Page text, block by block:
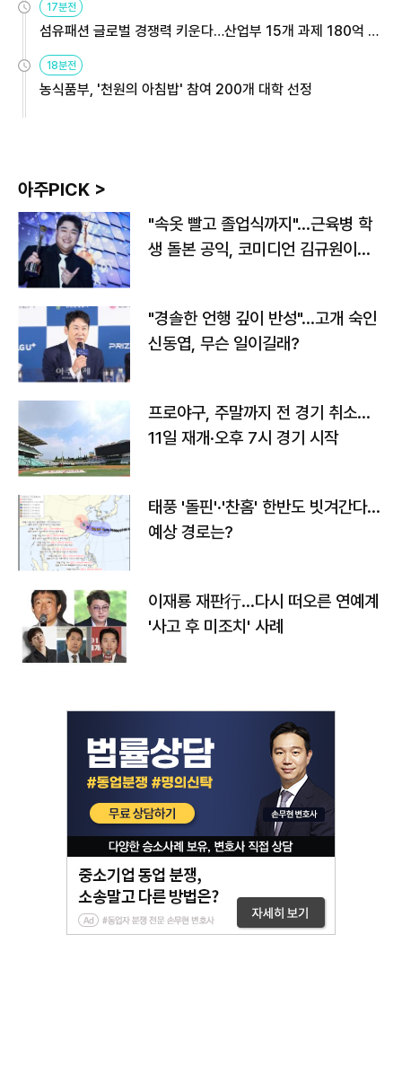
17분전
섬유패션 글로벌 경쟁력 키운다…산업부 15개 과제 180억 지
원
18분전
농식품부, '천원의 아침밥' 참여 200개 대학 선정
아주PICK >
"속옷 빨고 졸업식까지"…근육병 학
생 돌본 공익, 코미디언 김규원이었
"경솔한 언행 깊이 반성"…고개 숙인
신동엽, 무슨 일이길래?
프로야구, 주말까지 전 경기 취소…
11일 재개·오후 7시 경기 시작
태풍 '돌핀'·'찬홈' 한반도 빗겨간다…
예상 경로는?
이재룡 재판行…다시 떠오른 연예계
'사고 후 미조치' 사례